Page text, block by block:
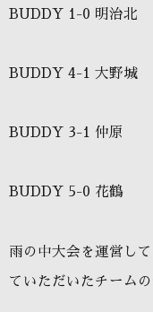
BUDDY 1-0 明治北
BUDDY 4-1 大野城
BUDDY 3-1 仲原
BUDDY 5-0 花鶴
雨の中大会を運営し
ていただいたチーム